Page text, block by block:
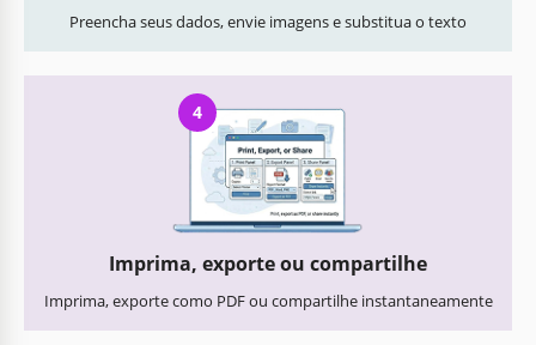
Preencha seus dados, envie imagens e substitua o texto
4
Imprima, exporte ou compartilhe
Imprima, exporte como PDF ou compartilhe instantaneamente